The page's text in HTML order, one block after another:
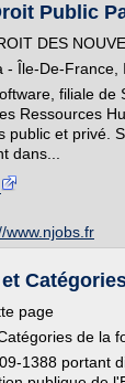
Public
DES
- Île-De-
filiale de
Ressources
public et privé.
dans...
www.njobs.fr
page
de la
1388 portant